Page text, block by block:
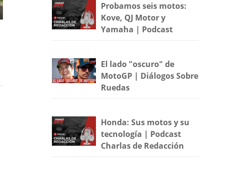
Probamos seis motos:
Kove, QJ Motor y
Yamaha | Podcast
El lado "oscuro" de
MotoGP | Diálogos Sobre
Ruedas
Honda: Sus motos y su
tecnología | Podcast
Charlas de Redacción